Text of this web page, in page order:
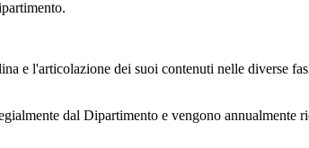
e l'articolazione dei suoi contenuti nelle diverse
dal Dipartimento e vengono